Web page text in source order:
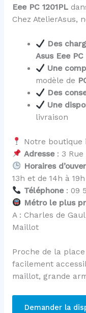
Eee PC 1201PL
Chez AtelierAsus,
Des
Asus Eee PC
Une
modèle de
Des
Une
livraison
Notre boutique
Adresse: 3 Rue
Horaires
13h et de 14h à 19h
Téléphone: 09
Métro le plus
A : Charles de
Maillot
Proche de la
facilement
maillot, grande
Demander la